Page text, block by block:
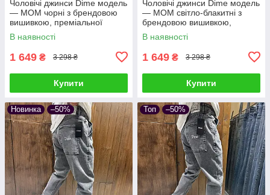
Чоловічі джинси Dime модель
— МОМ чорні з брендовою
вишивкою, преміальної
турецької якості
В наявності
1 649 ₴ 3 298 ₴
Купити
Чоловічі джинси Dime модель
— МОМ світло-блакитні з
брендовою вишивкою,
преміальної турецької якості
В наявності
1 649 ₴ 3 298 ₴
Купити
Новинка –50% Топ –50%